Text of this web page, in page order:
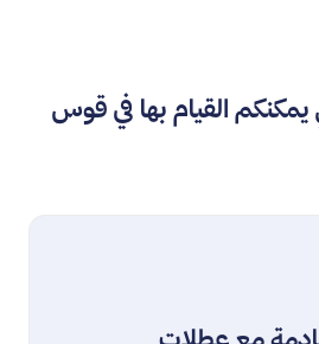
يمكنكم القيام بها في قوس